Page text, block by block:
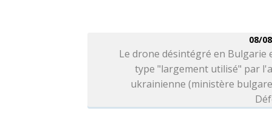
08/
Le drone désintégré en Bulgarie
type "largement utilisé" par
ukrainienne (ministère